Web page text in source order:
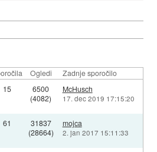
Ogledi Zadnje sporočilo
15
6500
(4082)
McHusch
17. dec 2019 17:15:20
61
31837
(28664)
mojca
2. jan 2017 15:11:33